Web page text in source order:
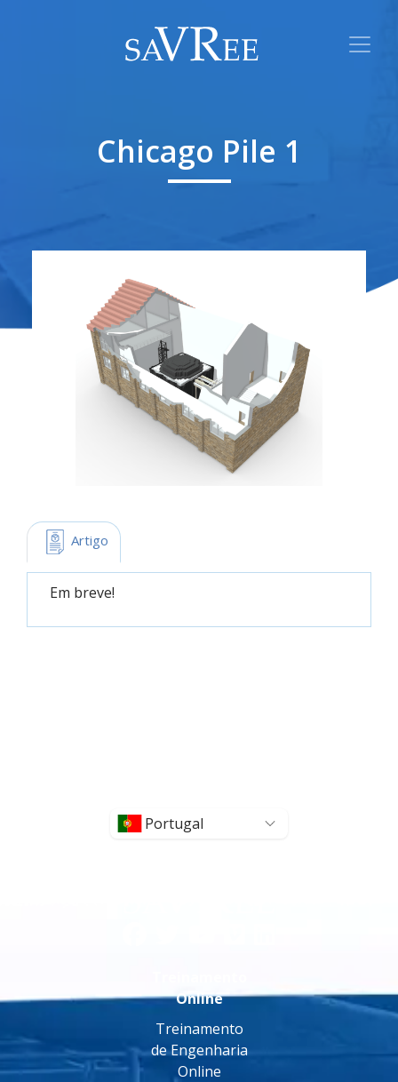
Chicago Pile 1
Artigo
Em breve!
Portugal
Online
Treinamento
de Engenharia
Online